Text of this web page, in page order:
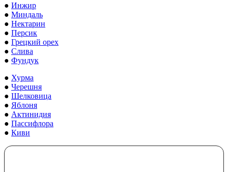
● Инжир
● Миндаль
● Нектарин
● Персик
● Грецкий орех
● Слива
● Фундук
● Хурма
● Черешня
● Шелковица
● Яблоня
● Актинидия
● Пассифлора
● Киви